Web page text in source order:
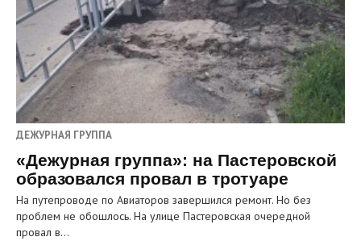
ДЕЖУРНАЯ ГРУППА
«Дежурная группа»: на Пастеровской
образовался провал в тротуаре
На путепроводе по Авиаторов завершился ремонт. Но без
проблем не обошлось. На улице Пастеровская очередной
провал в…